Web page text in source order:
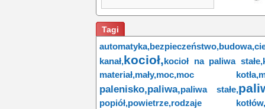
Tagi
automatyka,bezpieczeństwo,budowa,
kanał,kocioł,kocioł na paliwa stałe,
materiał,mały,moc,moc kotła,
palenisko,paliwa,paliwa stałe,
popiół,powietrze,rodzaje kotłów,